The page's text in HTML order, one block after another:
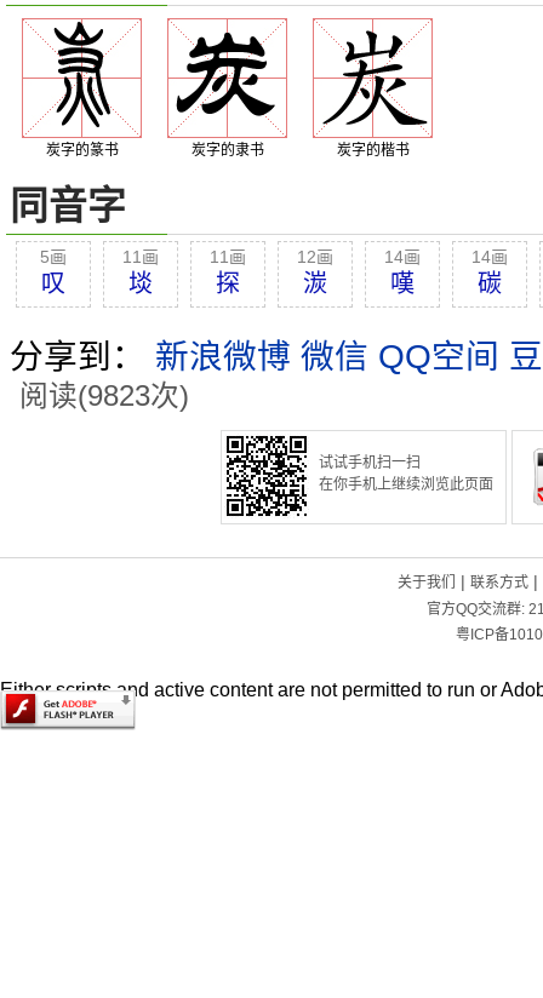
炭字的篆书 炭字的隶书 炭字的楷书
同音字
5画
叹
11画
埮
11画
探
12画
湠
14画
嘆
14画
碳
分享到： 新浪微博 微信 QQ空间
阅读(9823次)
试试手机扫一扫
在你手机上继续浏览此页面
关于我们 | 联系方式|
官方QQ交流群:
粤ICP备
Either scripts and active content are not permitted to run or